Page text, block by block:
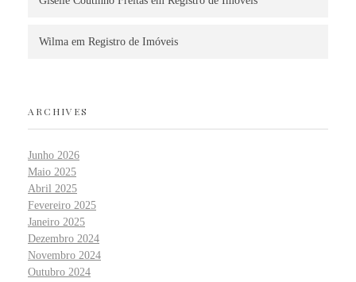
Wilma em Registro de Imóveis
ARCHIVES
Junho 2026
Maio 2025
Abril 2025
Fevereiro 2025
Janeiro 2025
Dezembro 2024
Novembro 2024
Outubro 2024